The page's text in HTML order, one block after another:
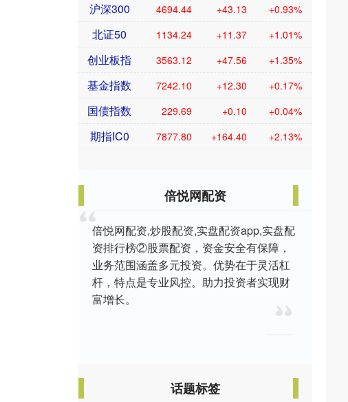
沪深300 4694.44 +43.13 +0.93%
北证50 1134.24 +11.37 +1.01%
创业板指 3563.12 +47.56 +1.35%
基金指数 7242.10 +12.30 +0.17%
国债指数 229.69 +0.10 +0.04%
期指IC0 7877.80 +164.40 +2.13%
倍悦网配资
倍悦网配资,炒股配资,实盘配资app,实盘配
资排行榜②股票配资，资金安全有保障，
业务范围涵盖多元投资。优势在于灵活杠
杆，特点是专业风控。助力投资者实现财
富增长。
话题标签